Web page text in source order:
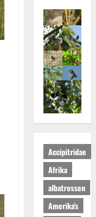
Accipitridae
Afrika
albatrossen
Amerika's